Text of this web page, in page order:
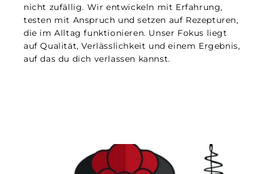
nicht zufällig. Wir entwickeln mit Erfahrung,
testen mit Anspruch und setzen auf Rezepturen,
die im Alltag funktionieren. Unser Fokus liegt
auf Qualität, Verlässlichkeit und einem Ergebnis,
auf das du dich verlassen kannst.